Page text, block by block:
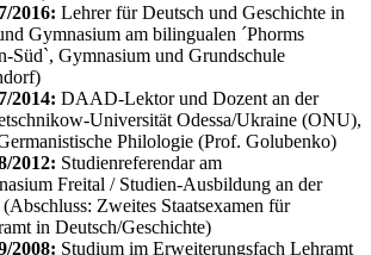
2016: Lehrer für Deutsch und Geschichte in
Gymnasium am bilingualen ´Phorms
Süd`, Gymnasium und Grundschule
2014: DAAD-Lektor und Dozent an der
Universität Odessa/Ukraine (ONU),
Philologie (Prof. Golubenko)
2012: Studienreferendar am
Freital / Studien-Ausbildung an der
Zweites Staatsexamen für
in Deutsch/Geschichte)
2008: Studium im Erweiterungsfach Lehramt